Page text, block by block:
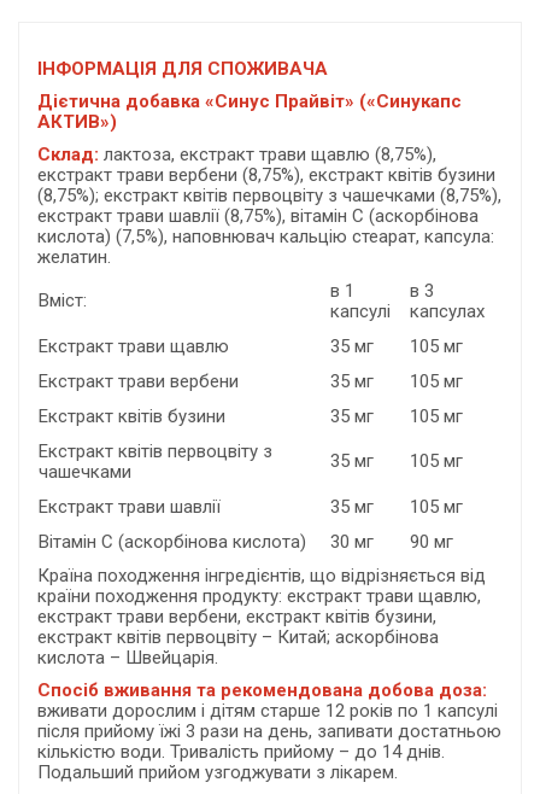
ІНФОРМАЦІЯ ДЛЯ СПОЖИВАЧА
Дієтична добавка «Синус Прайвіт» («Синукапс
АКТИВ»)
Склад: лактоза, екстракт трави щавлю (8,75%),
екстракт трави вербени (8,75%), екстракт квітів бузини
(8,75%); екстракт квітів первоцвіту з чашечками (8,75%),
екстракт трави шавлії (8,75%), вітамін С (аскорбінова
кислота) (7,5%), наповнювач кальцію стеарат, капсула:
желатин.
Вміст:
в 1
капсулі
в 3
капсулах
Екстракт трави щавлю
35 мг
105 мг
Екстракт трави вербени
35 мг
105 мг
Екстракт квітів бузини
35 мг
105 мг
Екстракт квітів первоцвіту з
чашечками
35 мг 105 мг
Екстракт трави шавлії 35 мг
105 мг
Вітамін С (аскорбінова кислота)
30 мг
90 мг
Країна походження інгредієнтів, що відрізняється від
країни походження продукту: екстракт трави щавлю,
екстракт трави вербени, екстракт квітів бузини,
екстракт квітів первоцвіту – Китай; аскорбінова
кислота – Швейцарія.
Спосіб вживання та рекомендована добова доза:
вживати дорослим і дітям старше 12 років по 1 капсулі
після прийому їжі 3 рази на день, запивати достатньою
кількістю води. Тривалість прийому – до 14 днів.
Подальший прийом узгоджувати з лікарем.